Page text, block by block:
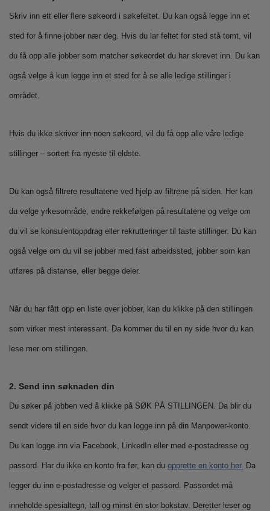
Skriv inn ett eller flere søkeord i søkefeltet. Du kan også legge inn et
sted for å finne jobber nær deg. Hvis du lar feltet for sted stå tomt, vil
du få opp alle jobber som matcher søkeordet du har skrevet inn. Du kan
også velge å kun legge inn et sted for å se alle ledige stillinger i
området.
Hvis du ikke skriver inn noen søkeord, vil du få opp alle våre ledige
stillinger – sortert fra nyeste til eldste.
Du kan også filtrere resultatene ved hjelp av filtrene på siden. Her kan
du velge yrkesområde, endre rekkefølgen på resultatene og velge om
du vil se konsulentoppdrag eller rekrutteringer til faste stillinger. Du kan
også velge om du vil se jobber med fast arbeidssted, jobber som kan
utføres på distanse, eller begge deler.
Når du har fått opp en liste over jobber, kan du klikke på den stillingen
som virker mest interessant. Da kommer du til en ny side hvor du kan
lese mer om stillingen.
2. Send inn søknaden din
Du søker på jobben ved å klikke på SØK PÅ STILLINGEN. Da blir du
sendt videre til en side hvor du kan logge inn på din Manpower-konto.
Du kan logge inn via Facebook, LinkedIn eller med e-postadresse og
passord. Har du ikke en konto fra før, kan du opprette en konto her. Da
legger du inn e-postadresse og velger et passord. Passordet må
inneholde spesialtegn, tall og minst én stor bokstav. Deretter leser og